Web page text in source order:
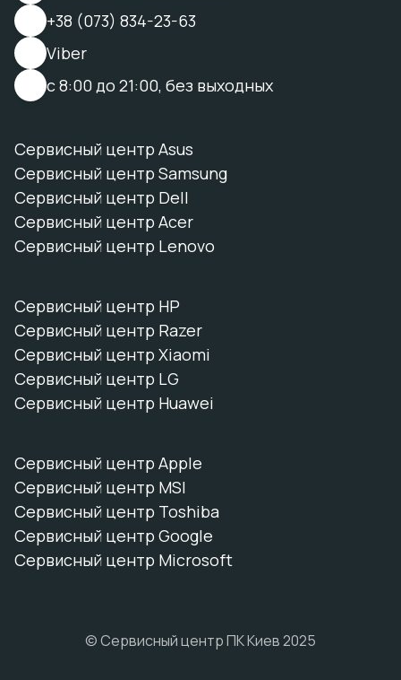
+38 (073) 834-23-63
Viber
с 8:00 до 21:00, без выходных
Сервисный центр Asus
Сервисный центр Samsung
Сервисный центр Dell
Сервисный центр Acer
Сервисный центр Lenovo
Сервисный центр HP
Сервисный центр Razer
Сервисный центр Xiaomi
Сервисный центр LG
Сервисный центр Huawei
Сервисный центр Apple
Сервисный центр MSI
Сервисный центр Toshiba
Сервисный центр Google
Сервисный центр Microsoft
© Сервисный центр ПК Киев 2025